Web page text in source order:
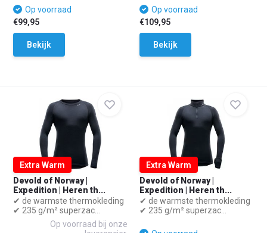
Op voorraad
€99,95
Bekijk
Op voorraad
€109,95
Bekijk
Extra Warm
Devold of Norway |
Expedition | Heren th...
✔ de warmste thermokleding
✔ 235 g/m² superzac...
Op voorraad bij onze
Extra Warm
Devold of Norway |
Expedition | Heren th...
✔ de warmste thermokleding
✔ 235 g/m² superzac...